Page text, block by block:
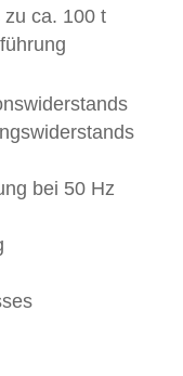
ca. 100 t
bei 50 Hz